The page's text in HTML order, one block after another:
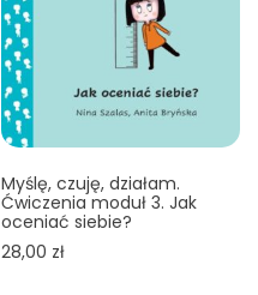
Myślę, czuję, działam.
Ćwiczenia moduł 3. Jak
oceniać siebie?
28,00 zł